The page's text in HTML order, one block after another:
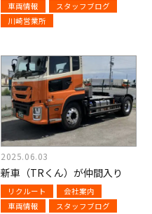
車両情報
スタッフブログ
川崎営業所
2025.06.03
新車（TRくん）が仲間入り
リクルート
会社案内
車両情報
スタッフブログ